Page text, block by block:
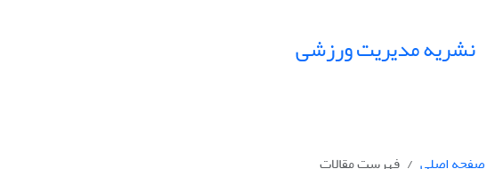
نشریه مدیریت ورزشی
صفحه اصلی
فهرست مقالات